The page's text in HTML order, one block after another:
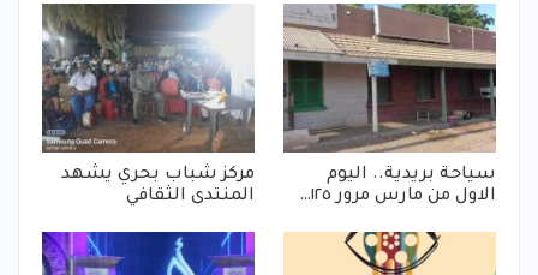
سياحة بريدية.. اليوم
الاول من مارس مرور ١٢٥…
مركز شباب بحري يشهد
المنتدى الثقافي